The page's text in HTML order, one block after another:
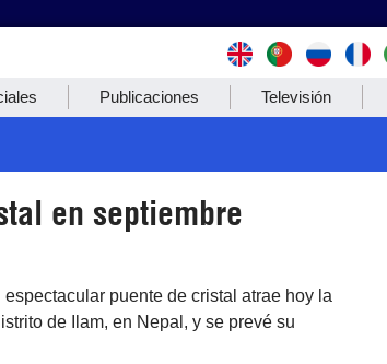
Publicaciones Televisión
en septiembre
puente de cristal atrae hoy la
de Ilam, en Nepal, y se prevé su